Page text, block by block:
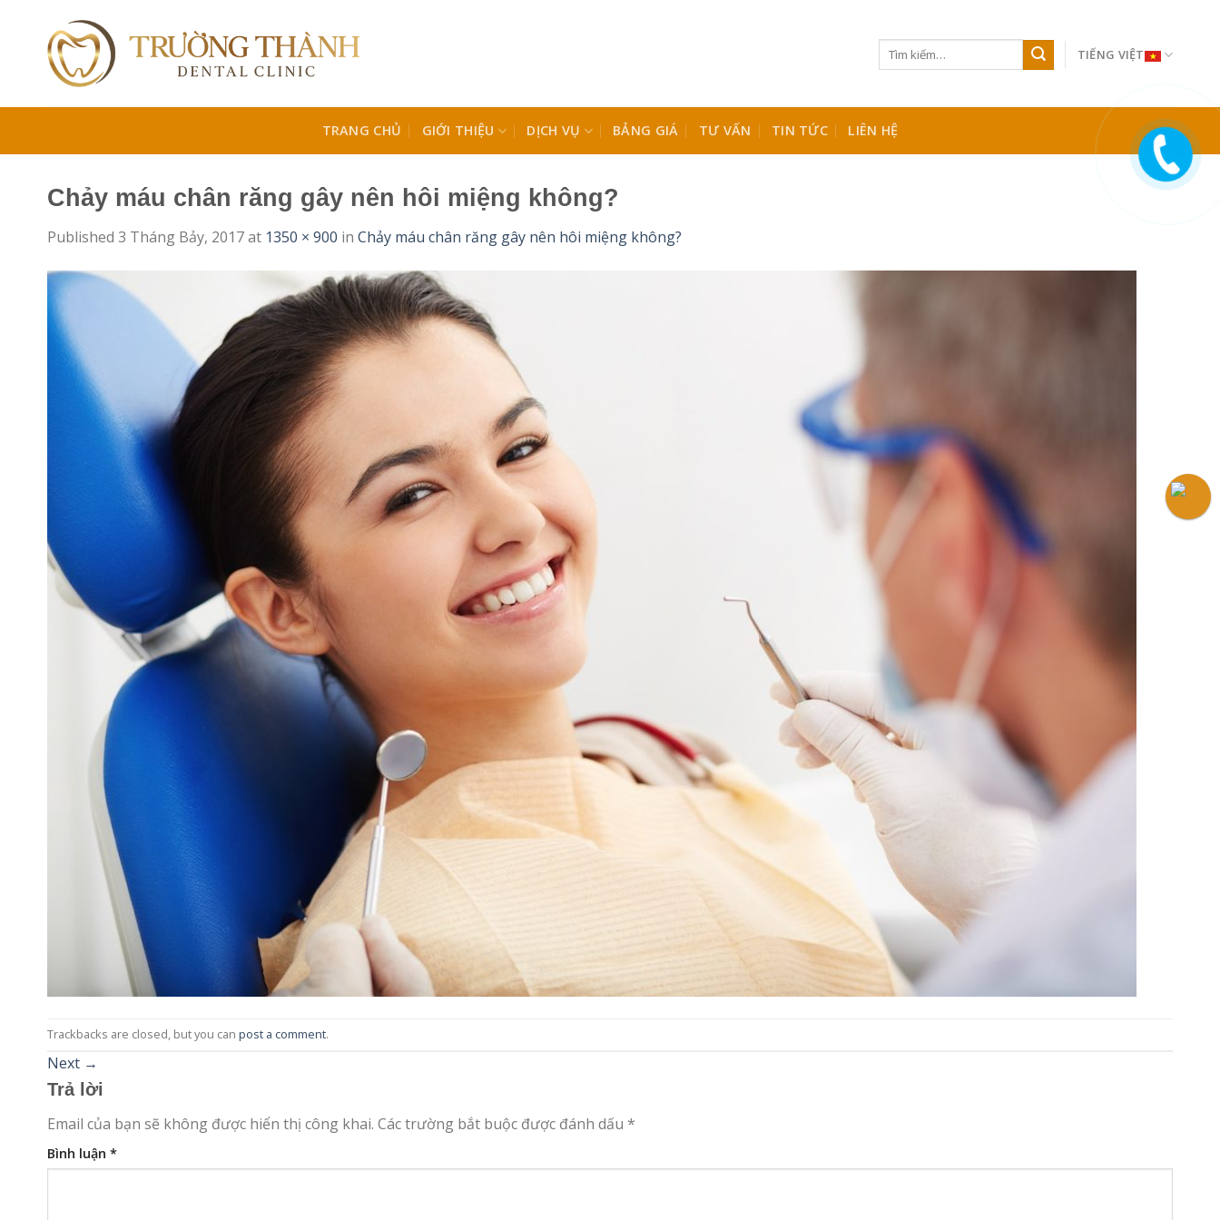
content
TIẾNG VIỆT
TRANG CHỦ GIỚI THIỆU DỊCH VỤ BẢNG GIÁ TƯ VẤN TIN TỨC LIÊN HỆ
Chảy máu chân răng gây nên hôi miệng không?
Published 3 Tháng Bảy, 2017at 1350 × 900 in Chảy máu chân răng gây nên hôi miệng không?
Trackbacks are closed, but you can post a comment.
Next →
Trả lời
Email của bạn sẽ không được hiển thị công khai. Các trường bắt buộc được đánh dấu *
Bình luận *